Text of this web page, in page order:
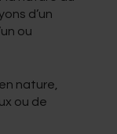
d’un
ou
nature,
ou de